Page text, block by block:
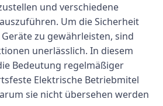
und verschiedene
Um die Sicherheit
zu gewährleisten, sind
unerlässlich. In diesem
Bedeutung regelmäßiger
Elektrische Betriebmitel
sie nicht übersehen werden